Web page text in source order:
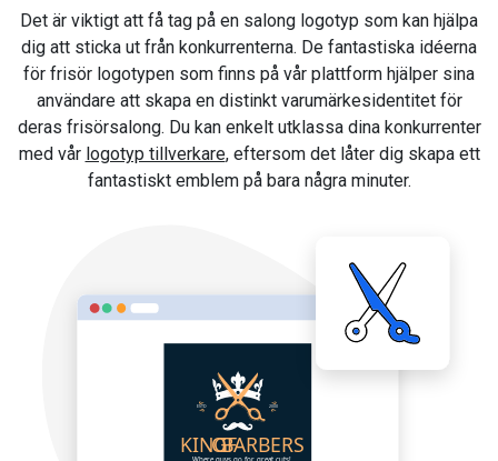
Det är viktigt att få tag på en salong logotyp som kan hjälpa
dig att sticka ut från konkurrenterna. De fantastiska idéerna
för frisör logotypen som finns på vår plattform hjälper sina
användare att skapa en distinkt varumärkesidentitet för
deras frisörsalong. Du kan enkelt utklassa dina konkurrenter
med vår logotyp tillverkare, eftersom det låter dig skapa ett
fantastiskt emblem på bara några minuter.